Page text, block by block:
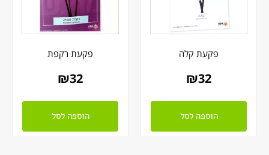
פקעת קלה
₪32
הוספה לסל
פקעת רקפת
₪32
הוספה לסל